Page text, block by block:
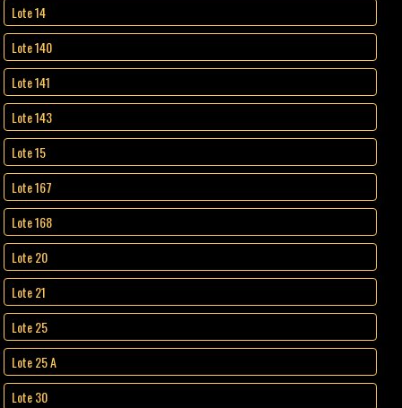
Lote 14
Lote 140
Lote 141
Lote 143
Lote 15
Lote 167
Lote 168
Lote 20
Lote 21
Lote 25
Lote 25 A
Lote 30